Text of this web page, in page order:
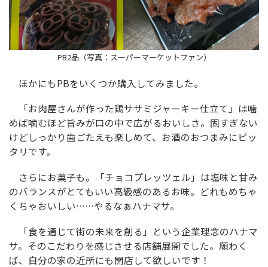
PB2品（写真：スーパーマーケットファン）
ほかにもPBをいくつか購入してみました。
「お肉屋さんが作った鶏ササミジャーキー仕立て」は噛
めば噛むほど旨みが口の中で広がるおいしさ。固すぎない
けどしっかり歯ごたえも楽しめて、お酒のおつまみにピッ
タリです。
さらにお菓子も。「チョコプレッツェル」は塩味と甘み
のバランスがとてもいい高級感のあるお味。どれもめちゃ
くちゃおいしい……やるなぁハナマサ。
「食を通じて街の未来を創る」という企業理念のハナマ
サ。そのこだわりを感じさせる店舗展開でした。願わく
ば、自分の家の近所にも開店して欲しいです！